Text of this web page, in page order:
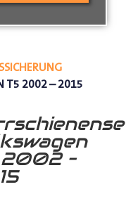
T5 2002 – 2015
2002 –